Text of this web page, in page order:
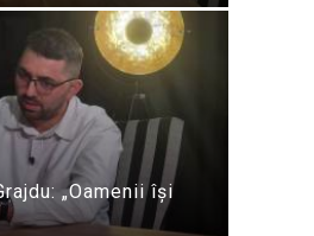
„Oamenii își